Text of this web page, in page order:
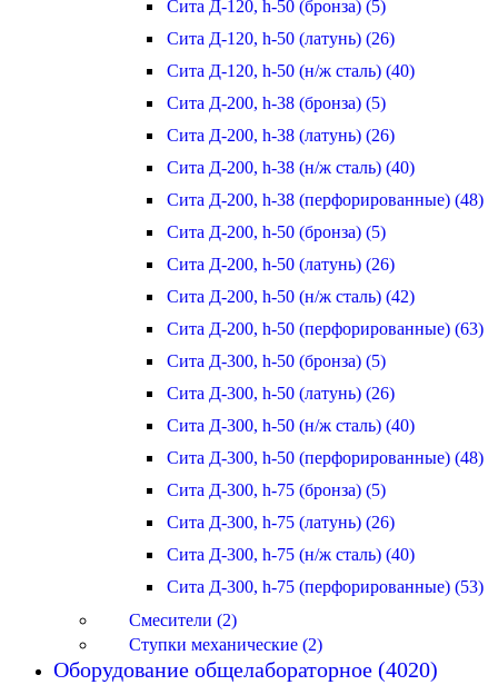
Сита Д-120, h-50 (бронза) (5)
Сита Д-120, h-50 (латунь) (26)
Сита Д-120, h-50 (н/ж сталь) (40)
Сита Д-200, h-38 (бронза) (5)
Сита Д-200, h-38 (латунь) (26)
Сита Д-200, h-38 (н/ж сталь) (40)
Сита Д-200, h-38 (перфорированные) (48)
Сита Д-200, h-50 (бронза) (5)
Сита Д-200, h-50 (латунь) (26)
Сита Д-200, h-50 (н/ж сталь) (42)
Сита Д-200, h-50 (перфорированные) (63)
Сита Д-300, h-50 (бронза) (5)
Сита Д-300, h-50 (латунь) (26)
Сита Д-300, h-50 (н/ж сталь) (40)
Сита Д-300, h-50 (перфорированные) (48)
Сита Д-300, h-75 (бронза) (5)
Сита Д-300, h-75 (латунь) (26)
Сита Д-300, h-75 (н/ж сталь) (40)
Сита Д-300, h-75 (перфорированные) (53)
Смесители (2)
Ступки механические (2)
Оборудование общелабораторное (4020)